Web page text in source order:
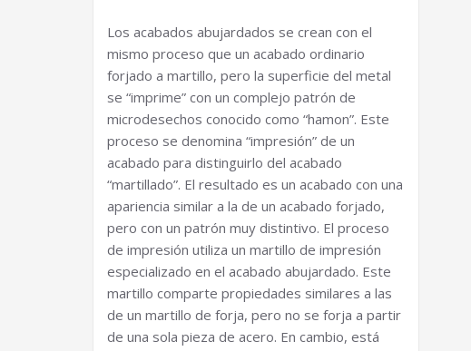
Los acabados abujardados se crean con el
mismo proceso que un acabado ordinario
forjado a martillo, pero la superficie del metal
se “imprime” con un complejo patrón de
microdesechos conocido como “hamon”. Este
proceso se denomina “impresión” de un
acabado para distinguirlo del acabado
“martillado”. El resultado es un acabado con una
apariencia similar a la de un acabado forjado,
pero con un patrón muy distintivo. El proceso
de impresión utiliza un martillo de impresión
especializado en el acabado abujardado. Este
martillo comparte propiedades similares a las
de un martillo de forja, pero no se forja a partir
de una sola pieza de acero. En cambio, está